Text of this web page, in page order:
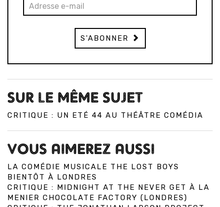
S'ABONNER
SUR LE MÊME SUJET
CRITIQUE : UN ETÉ 44 AU THÉÂTRE COMÉDIA
VOUS AIMEREZ AUSSI
LA COMÉDIE MUSICALE THE LOST BOYS
BIENTÔT À LONDRES
CRITIQUE : MIDNIGHT AT THE NEVER GET À LA
MENIER CHOCOLATE FACTORY (LONDRES)